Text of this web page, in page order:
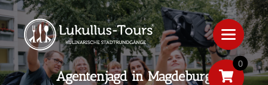
Agentenjagd in Magdeburg
0